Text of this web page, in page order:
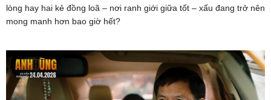
lòng hay hai kẻ đồng loã – nơi ranh giới giữa tốt – xấu đang trở nên
mong manh hơn bao giờ hết?